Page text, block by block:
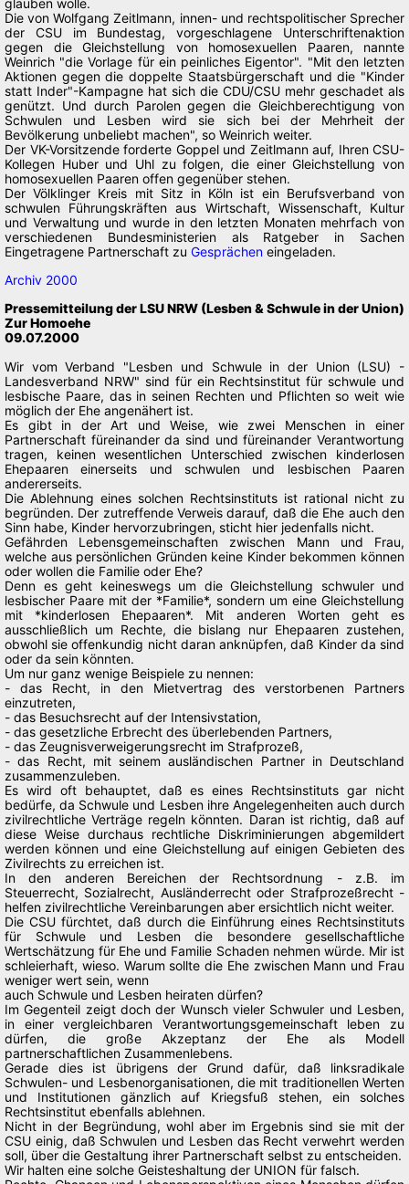
glauben wolle.
Die von Wolfgang Zeitlmann, innen- und rechtspolitischer Sprecher
der CSU im Bundestag, vorgeschlagene Unterschriftenaktion
gegen die Gleichstellung von homosexuellen Paaren, nannte
Weinrich "die Vorlage für ein peinliches Eigentor". "Mit den letzten
Aktionen gegen die doppelte Staatsbürgerschaft und die "Kinder
statt Inder"-Kampagne hat sich die CDU/CSU mehr geschadet als
genützt. Und durch Parolen gegen die Gleichberechtigung von
Schwulen und Lesben wird sie sich bei der Mehrheit der
Bevölkerung unbeliebt machen", so Weinrich weiter.
Der VK-Vorsitzende forderte Goppel und Zeitlmann auf, Ihren CSU-
Kollegen Huber und Uhl zu folgen, die einer Gleichstellung von
homosexuellen Paaren offen gegenüber stehen.
Der Völklinger Kreis mit Sitz in Köln ist ein Berufsverband von
schwulen Führungskräften aus Wirtschaft, Wissenschaft, Kultur
und Verwaltung und wurde in den letzten Monaten mehrfach von
verschiedenen Bundesministerien als Ratgeber in Sachen
Eingetragene Partnerschaft zu Gesprächen eingeladen.
Archiv 2000
Pressemitteilung der LSU NRW (Lesben & Schwule in der Union)
Zur Homoehe
09.07.2000
Wir vom Verband "Lesben und Schwule in der Union (LSU) -
Landesverband NRW" sind für ein Rechtsinstitut für schwule und
lesbische Paare, das in seinen Rechten und Pflichten so weit wie
möglich der Ehe angenähert ist.
Es gibt in der Art und Weise, wie zwei Menschen in einer
Partnerschaft füreinander da sind und füreinander Verantwortung
tragen, keinen wesentlichen Unterschied zwischen kinderlosen
Ehepaaren einerseits und schwulen und lesbischen Paaren
andererseits.
Die Ablehnung eines solchen Rechtsinstituts ist rational nicht zu
begründen. Der zutreffende Verweis darauf, daß die Ehe auch den
Sinn habe, Kinder hervorzubringen, sticht hier jedenfalls nicht.
Gefährden Lebensgemeinschaften zwischen Mann und Frau,
welche aus persönlichen Gründen keine Kinder bekommen können
oder wollen die Familie oder Ehe?
Denn es geht keineswegs um die Gleichstellung schwuler und
lesbischer Paare mit der *Familie*, sondern um eine Gleichstellung
mit *kinderlosen Ehepaaren*. Mit anderen Worten geht es
ausschließlich um Rechte, die bislang nur Ehepaaren zustehen,
obwohl sie offenkundig nicht daran anknüpfen, daß Kinder da sind
oder da sein könnten.
Um nur ganz wenige Beispiele zu nennen:
- das Recht, in den Mietvertrag des verstorbenen Partners
einzutreten,
- das Besuchsrecht auf der Intensivstation,
- das gesetzliche Erbrecht des überlebenden Partners,
- das Zeugnisverweigerungsrecht im Strafprozeß,
- das Recht, mit seinem ausländischen Partner in Deutschland
zusammenzuleben.
Es wird oft behauptet, daß es eines Rechtsinstituts gar nicht
bedürfe, da Schwule und Lesben ihre Angelegenheiten auch durch
zivilrechtliche Verträge regeln könnten. Daran ist richtig, daß auf
diese Weise durchaus rechtliche Diskriminierungen abgemildert
werden können und eine Gleichstellung auf einigen Gebieten des
Zivilrechts zu erreichen ist.
In den anderen Bereichen der Rechtsordnung - z.B. im
Steuerrecht, Sozialrecht, Ausländerrecht oder Strafprozeßrecht -
helfen zivilrechtliche Vereinbarungen aber ersichtlich nicht weiter.
Die CSU fürchtet, daß durch die Einführung eines Rechtsinstituts
für Schwule und Lesben die besondere gesellschaftliche
Wertschätzung für Ehe und Familie Schaden nehmen würde. Mir ist
schleierhaft, wieso. Warum sollte die Ehe zwischen Mann und Frau
weniger wert sein, wenn
auch Schwule und Lesben heiraten dürfen?
Im Gegenteil zeigt doch der Wunsch vieler Schwuler und Lesben,
in einer vergleichbaren Verantwortungsgemeinschaft leben zu
dürfen, die große Akzeptanz der Ehe als Modell
partnerschaftlichen Zusammenlebens.
Gerade dies ist übrigens der Grund dafür, daß linksradikale
Schwulen- und Lesbenorganisationen, die mit traditionellen Werten
und Institutionen gänzlich auf Kriegsfuß stehen, ein solches
Rechtsinstitut ebenfalls ablehnen.
Nicht in der Begründung, wohl aber im Ergebnis sind sie mit der
CSU einig, daß Schwulen und Lesben das Recht verwehrt werden
soll, über die Gestaltung ihrer Partnerschaft selbst zu entscheiden.
Wir halten eine solche Geisteshaltung der UNION für falsch.